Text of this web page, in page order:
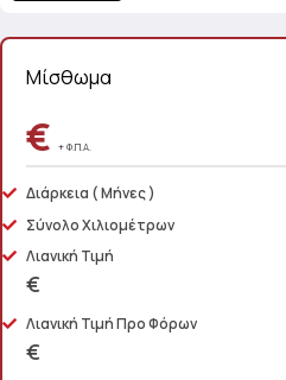
Μίσθωμα
€ + Φ.Π.Α.
Διάρκεια ( Μήνες )
Σύνολο Χιλιομέτρων
Λιανική Τιμή
€
Λιανική Τιμή Προ Φόρων
€